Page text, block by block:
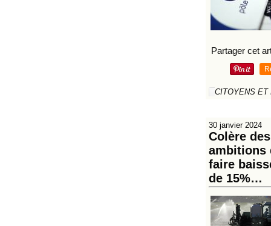
Partager cet
CITOYENS ET
30 janvier 2024
Colère
ambitions
faire
de 15%…